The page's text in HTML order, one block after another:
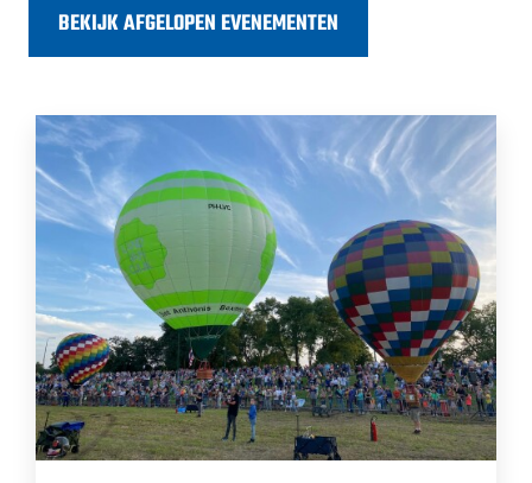
BEKIJK AFGELOPEN EVENEMENTEN